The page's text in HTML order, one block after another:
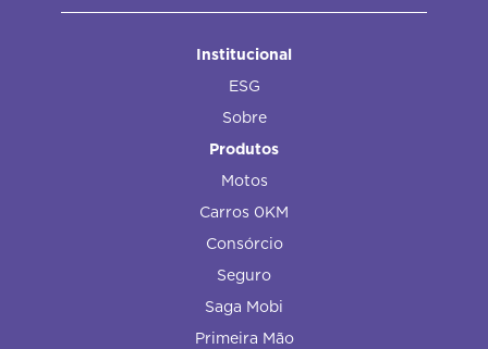
Institucional
ESG
Sobre
Produtos
Motos
Carros 0KM
Consórcio
Seguro
Saga Mobi
Primeira Mão